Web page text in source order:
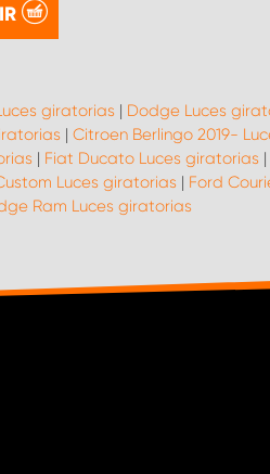
giratorias | Dodge Luces
| Citroen Berlingo 2019-
| Fiat Ducato Luces giratorias |
Luces giratorias | Ford
Ram Luces giratorias